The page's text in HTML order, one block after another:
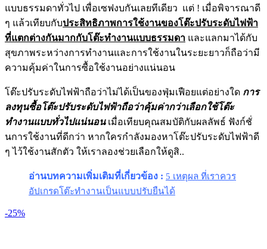
แบบธรรมดาทั่วไป เพื่อเซฟงบกันเลยทีเดียว แต่ ! เมื่อพิจารณาดี
ๆ แล้วเทียบกับประสิทธิภาพการใช้งานของโต๊ะปรับระดับไฟฟ้า
ที่แตกต่างกันมากกับโต๊ะทำงานแบบธรรมดา และแลกมาได้กับ
สุขภาพระหว่างการทำงานและการใช้งานในระยะยาวก็ถือว่ามี
ความคุ้มค่าในการซื้อใช้งานอย่างแน่นอน
โต๊ะปรับระดับไฟฟ้าถือว่าไม่ได้เป็นของฟุ่มเฟือยแต่อย่างใด การ
ลงทุนซื้อโต๊ะปรับระดับไฟฟ้าถือว่าคุ้มค่ากว่าเลือกใช้โต๊ะ
ทำงานแบบทั่วไปแน่นอนเมื่อเทียบคุณสมบัติกับผลลัพธ์ ฟังก์ชั่
นการใช้งานที่ดีกว่า หากใครกำลังมองหาโต๊ะปรับระดับไฟฟ้าดี
ๆ ไว้ใช้งานสักตัว ให้เราลองช่วยเลือกให้ดูสิ..
อ่านบทความเพิ่มเติมที่เกี่ยวข้อง : 5 เหตุผล ที่เราควร
อัปเกรดโต๊ะทำงานเป็นแบบปรับยืนได้
-25%